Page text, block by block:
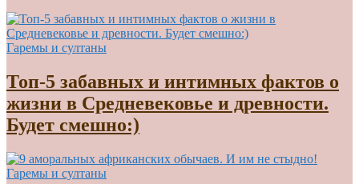
Гаремы и султаны
Топ-5 забавных и интимных фактов о
жизни в Средневековье и древности.
Будет смешно:)
Гаремы и султаны